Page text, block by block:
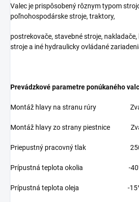
Valec je prispôsobený rôznym typom
poľnohospodárske stroje, traktory,
postrekovače, stavebné stroje, nakladače,
stroje a iné hydraulicky ovládané
Prevádzkové parametre ponúkaného
Montáž hlavy na stranu rúry
Montáž hlavy zo strany piestnice
Priepustný pracovný tlak
Prípustná teplota okolia -40°C
Prípustná teplota oleja -15°C